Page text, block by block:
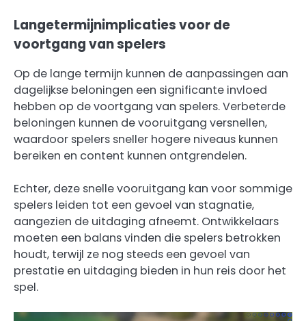
Langetermijnimplicaties voor de
voortgang van spelers
Op de lange termijn kunnen de aanpassingen aan
dagelijkse beloningen een significante invloed
hebben op de voortgang van spelers. Verbeterde
beloningen kunnen de vooruitgang versnellen,
waardoor spelers sneller hogere niveaus kunnen
bereiken en content kunnen ontgrendelen.
Echter, deze snelle vooruitgang kan voor sommige
spelers leiden tot een gevoel van stagnatie,
aangezien de uitdaging afneemt. Ontwikkelaars
moeten een balans vinden die spelers betrokken
houdt, terwijl ze nog steeds een gevoel van
prestatie en uitdaging bieden in hun reis door het
spel.